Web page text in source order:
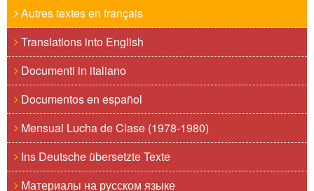
Autres textes en français
Translations into English
Documenti in italiano
Documentos en español
Mensual Lucha de Clase (1978-1980)
Ins Deutsche übersetzte Texte
Материалы на русском языке